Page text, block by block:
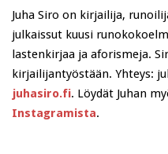
Juha Siro on kirjailija,
julkaissut kuusi
lastenkirjaa ja aforismeja.
kirjailijantyöstään. Yhteys:
juhasiro.fi. Löydät Juhan
Instagramista.